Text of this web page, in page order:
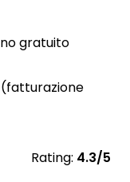
gratuito
Rating: 4.3/5